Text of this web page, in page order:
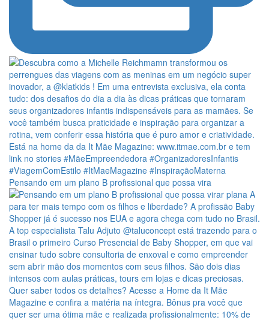
Pensando em um plano B profissional que possa vira